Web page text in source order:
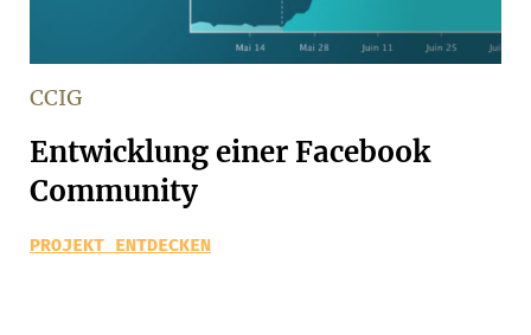
CCIG
Entwicklung einer Facebook
Community
PROJEKT ENTDECKEN